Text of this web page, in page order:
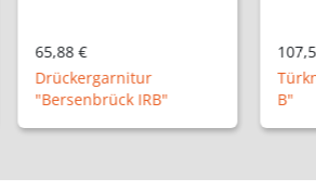
Türknauf Set "Ingolstadt
B"